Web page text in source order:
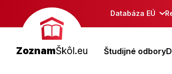
Databáza EÚ
ZoznamŠkôl.eu Študijné odbory